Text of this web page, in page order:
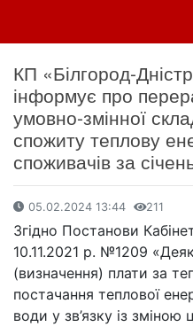
КП «Білгород-
інформує про
умовно-змінної
спожиту теплову
споживачів за
05.02.2024 13:44 211
Згідно Постанови
10.11.2021 р. №1209
(визначення) плати за
постачання теплової
води у зв’язку із